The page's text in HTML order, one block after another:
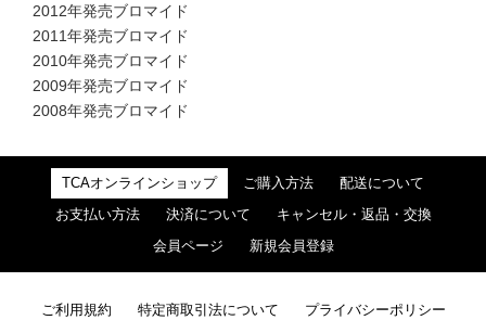
2012年発売ブロマイド
2011年発売ブロマイド
2010年発売ブロマイド
2009年発売ブロマイド
2008年発売ブロマイド
TCAオンラインショップ ご購入方法 配送について
お支払い方法 決済について キャンセル・返品・交換
会員ページ 新規会員登録
ご利用規約 特定商取引法について プライバシーポリシー